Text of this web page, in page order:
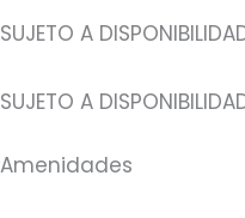
SUJETO A
SUJETO A
Amenidades